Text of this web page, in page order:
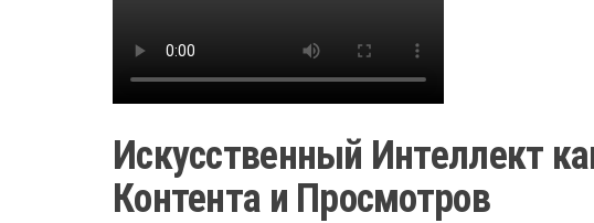
Искусственный Интеллект
Контента и Просмотров